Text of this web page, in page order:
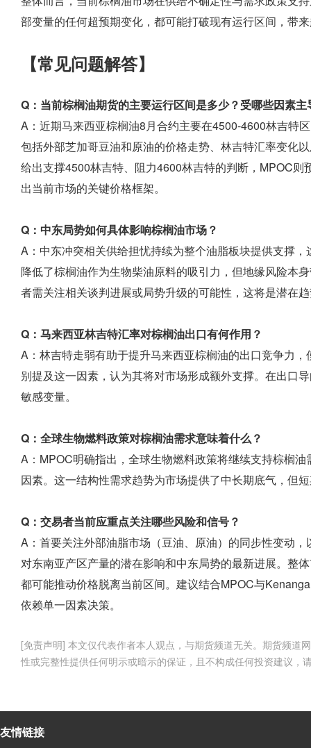
部变量的任何超预期变化，都可能打破现有运行区间，带
【常见问题解答】
Q：当前棕榈油期货的主要运行区间是多少？受哪些因素主
A：近期马来西亚棕榈油8月合约主要在4500-4600林吉特
包括外部芝加哥豆油和原油的价格走势、林吉特汇率变化
给出支撑4500林吉特、阻力4600林吉特的判断，MPOC
出当前市场的关键价格框架。
Q：中东局势如何具体影响棕榈油市场？
A：中东冲突相关供给担忧持续为整个油脂板块提供支撑
降低了棕榈油作为生物柴油原料的吸引力，但地缘风险本
者需关注相关谈判进展或局势升级的可能性，这将是潜在
Q：马来西亚林吉特汇率对棕榈油出口有何作用？
A：林吉特走弱有助于提升马来西亚棕榈油的出口竞争力
别提及这一因素，认为其将对市场形成额外支撑。在出口
敏感变量。
Q：全球生物燃料政策对棕榈油需求意味着什么？
A：MPOC明确指出，全球生物燃料政策将继续支持棕榈
因素。这一结构性需求趋势为市场提供了中长期底气，但
Q：交易者当前应重点关注哪些风险和信号？
A：首要关注外部油脂市场（豆油、原油）的同步性变动
对东南亚产区产量的潜在影响和中东局势的最新进展。整
都可能推动价格脱离当前区间。建议结合MPOC与
依赖单一因素决策。
[免责声明] 本文仅代表作者本人观点，与期货频道无关。期货频道
性或完整性提供任何明示或暗示的保证，且不构成任何投资建议，
友情链接